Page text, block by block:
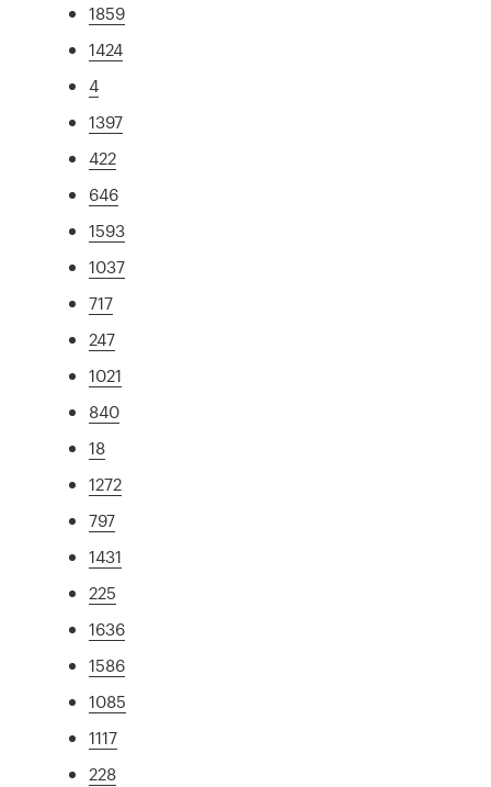
1859
1424
4
1397
422
646
1593
1037
717
247
1021
840
18
1272
797
1431
225
1636
1586
1085
1117
228